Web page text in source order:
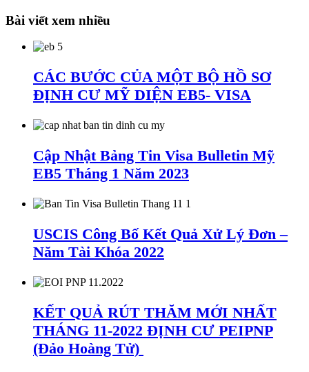
Bài viết xem nhiều
CÁC BƯỚC CỦA MỘT BỘ HỒ SƠ
ĐỊNH CƯ MỸ DIỆN EB5- VISA
Cập Nhật Bảng Tin Visa Bulletin Mỹ
EB5 Tháng 1 Năm 2023
USCIS Công Bố Kết Quả Xử Lý Đơn –
Năm Tài Khóa 2022
KẾT QUẢ RÚT THĂM MỚI NHẤT
THÁNG 11-2022 ĐỊNH CƯ PEIPNP
(Đảo Hoàng Tử)